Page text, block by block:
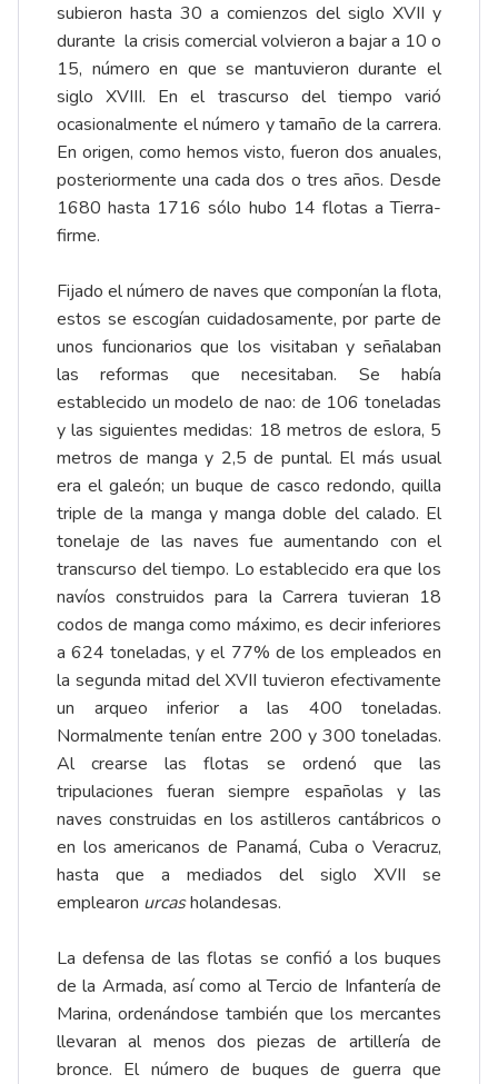
subieron hasta 30 a comienzos del siglo XVII y
durante la crisis comercial volvieron a bajar a 10 o
15, número en que se mantuvieron durante el
siglo XVIII. En el trascurso del tiempo varió
ocasionalmente el número y tamaño de la carrera.
En origen, como hemos visto, fueron dos anuales,
posteriormente una cada dos o tres años. Desde
1680 hasta 1716 sólo hubo 14 flotas a Tierra-
firme.
Fijado el número de naves que componían la flota,
estos se escogían cuidadosamente, por parte de
unos funcionarios que los visitaban y señalaban
las reformas que necesitaban. Se había
establecido un modelo de nao: de 106 toneladas
y las siguientes medidas: 18 metros de eslora, 5
metros de manga y 2,5 de puntal. El más usual
era el galeón; un buque de casco redondo, quilla
triple de la manga y manga doble del calado. El
tonelaje de las naves fue aumentando con el
transcurso del tiempo. Lo establecido era que los
navíos construidos para la Carrera tuvieran 18
codos de manga como máximo, es decir inferiores
a 624 toneladas, y el 77% de los empleados en
la segunda mitad del XVII tuvieron efectivamente
un arqueo inferior a las 400 toneladas.
Normalmente tenían entre 200 y 300 toneladas.
Al crearse las flotas se ordenó que las
tripulaciones fueran siempre españolas y las
naves construidas en los astilleros cantábricos o
en los americanos de Panamá, Cuba o Veracruz,
hasta que a mediados del siglo XVII se
emplearon urcasholandesas.
La defensa de las flotas se confió a los buques
de la Armada, así como al Tercio de Infantería de
Marina, ordenándose también que los mercantes
llevaran al menos dos piezas de artillería de
bronce. El número de buques de guerra que